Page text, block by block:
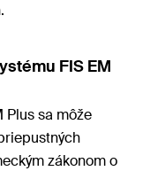
FIS EM
Plus sa môže
zákonom o